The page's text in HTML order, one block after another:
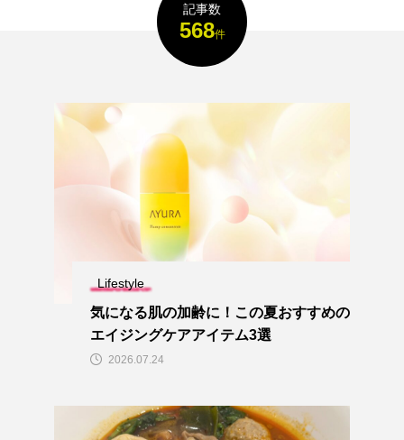
記事数
568件
Lifestyle
気になる肌の加齢に！この夏おすすめの
エイジングケアアイテム3選
2026.07.24